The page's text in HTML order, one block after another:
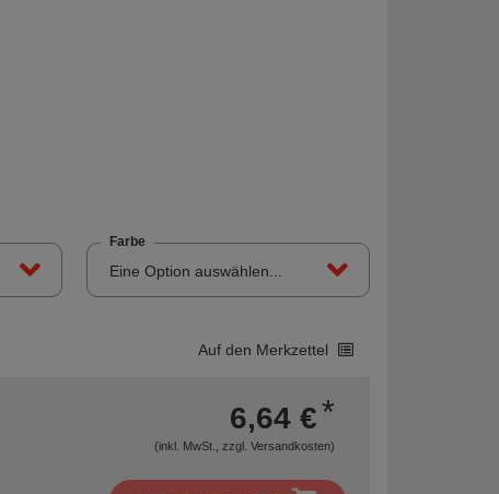
Farbe
Eine Option auswählen...
Auf den Merkzettel
6,64 €*
(inkl. MwSt., zzgl. Versandkosten)